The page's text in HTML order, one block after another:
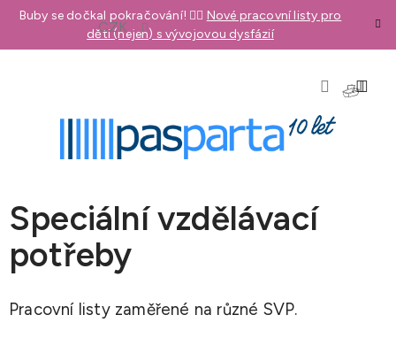
Přejít
obsah
Buby se dočkal pokračování! 👉🏼 Nové pracovní listy pro
děti (nejen) s vývojovou dysfázií
CZK
Speciální vzdělávací
potřeby
Pracovní listy zaměřené na různé SVP.